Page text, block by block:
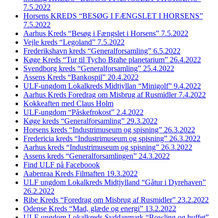
7.5.2022
Horsens KREDS “BESØG I FÆNGSLET I HORSENS”
7.5.2022
Aarhus Kreds “Besøg i Fængslet i Horsens” 7.5.2022
Vejle kreds “Legoland” 7.5.2022
Frederikshavn kreds “Generalforsamling” 6.5.2022
Køge Kreds “Tur til Tycho Brahe planetarium” 26.4.2022
Svendborg kreds “Generalforsamling” 25.4.2022
Assens Kreds “Bankospil” 20.4.2022
ULF-ungdom Lokalkreds Midtjyllan “Minigolf” 9.4.2022
Aarhus Kreds Foredrag om Misbrug af Rusmidler 7.4.2022
Kokkeaften med Claus Holm
ULF-ungdom “Påskefrokost” 2.4.2022
Køge kreds “Generalforsamling” 29.3.2022
Horsens kreds “Industrimuseum og spisning” 26.3.2022
Fredericia kreds “Industrimuseum og spisning” 26.3.2022
Aarhus kreds “Industrimuseum og spisning” 26.3.2022
Assens kreds “Generalforsamlingen” 24.3.2022
Find ULF på Faceboook
Aabenraa Kreds Filmaften 19.3.2022
ULF ungdom Lokalkreds Midtjylland “Gåtur i Dyrehaven”
26.2.2022
Ribe Kreds “Foredrag om Misbrug af Rusmidler” 23.2.2022
Odense Kreds “Mad, glæde og energi” 13.2.2022